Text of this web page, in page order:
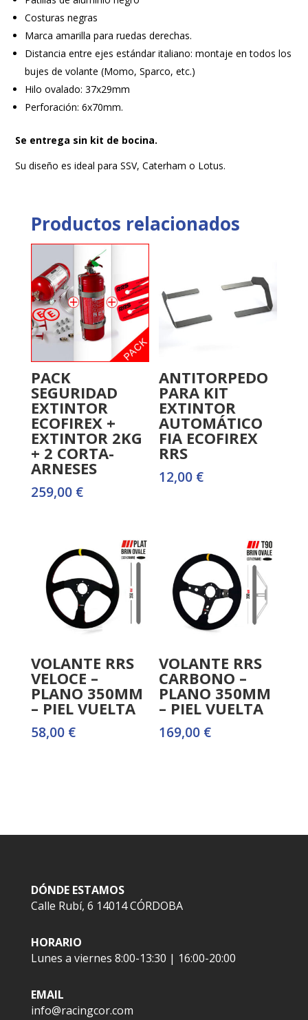
Costuras negras
Marca amarilla para ruedas derechas.
Distancia entre ejes estándar italiano: montaje en todos los
bujes de volante (Momo, Sparco, etc.)
Hilo ovalado: 37x29mm
Perforación: 6x70mm.
Se entrega sin kit de bocina.
Su diseño es ideal para SSV, Caterham o Lotus.
Productos relacionados
PACK
SEGURIDAD
EXTINTOR
ECOFIREX +
EXTINTOR 2KG
+ 2 CORTA-
ARNESES
259,00 €
ANTITORPEDO
PARA KIT
EXTINTOR
AUTOMÁTICO
FIA ECOFIREX
RRS
12,00 €
VOLANTE RRS
VELOCE –
PLANO 350MM
– PIEL VUELTA
58,00 €
VOLANTE RRS
CARBONO –
PLANO 350MM
– PIEL VUELTA
169,00 €
DÓNDE ESTAMOS
Calle Rubí, 6 14014 CÓRDOBA
HORARIO
Lunes a viernes 8:00-13:30 | 16:00-20:00
EMAIL
info@racingcor.com